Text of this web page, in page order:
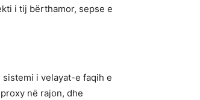
i tij bërthamor, sepse e
i velayat-e faqih e
në rajon, dhe